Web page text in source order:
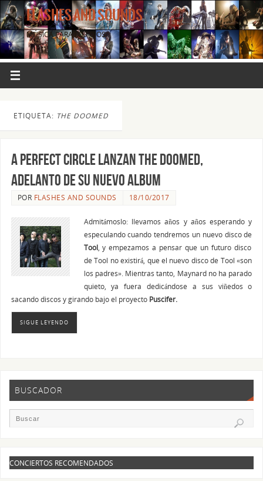
FLASHES AND SOUNDS
MÚSICA PARA LOS OJOS.
ETIQUETA: THE DOOMED
A PERFECT CIRCLE LANZAN THE DOOMED,
ADELANTO DE SU NUEVO ALBUM
POR FLASHES AND SOUNDS 18/10/2017
Admitámoslo: llevamos años y años esperando y
especulando cuando tendremos un nuevo disco de
Tool, y empezamos a pensar que un futuro disco
de Tool no existirá, que el nuevo disco de Tool «son
los padres». Mientras tanto, Maynard no ha parado
quieto, ya fuera dedicándose a sus viñedos o
sacando discos y girando bajo el proyecto Puscifer.
SIGUE LEYENDO
BUSCADOR
CONCIERTOS RECOMENDADOS